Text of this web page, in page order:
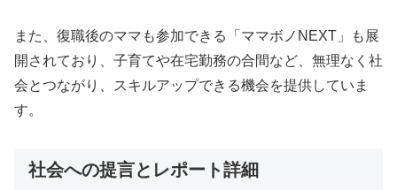
また、復職後のママも参加できる「ママボノNEXT」も展
開されており、子育てや在宅勤務の合間など、無理なく社
会とつながり、スキルアップできる機会を提供していま
す。
社会への提言とレポート詳細